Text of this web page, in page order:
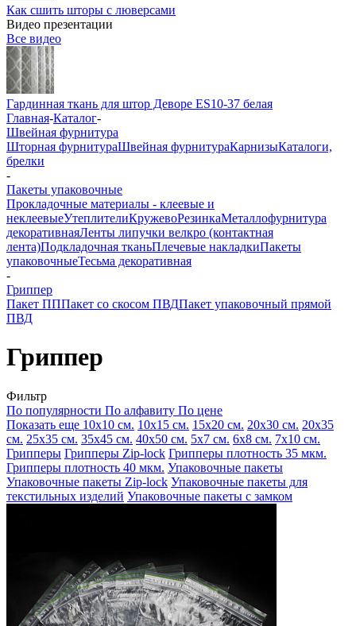
Как сшить шторы с люверсами
Видео презентации
Все видео
Гардинная ткань для штор Деворе ES10-37 белая
Главная-Каталог-
Швейная фурнитура
Шторная фурнитураШвейная фурнитураКарнизыКаталоги,
брелки
-
Пакеты упаковочные
Прокладочные материалы - клеевые и
неклеевыеУтеплителиКружевоРезинкаМеталлофурнитура
декоративнаяЛенты липучки велкро (контактная
лента)Подкладочная тканьПлечевые накладкиПакеты
упаковочныеТесьма декоративная
-
Гриппер
Пакет ПППакет со скосом ПВДПакет упаковочный прямой
ПВД
Гриппер
Фильтр
По популярности По алфавиту По цене
Показать еще 10х10 см. 10х15 см. 15х20 см. 20х30 см. 20х35
см. 25х35 см. 35х45 см. 40х50 см. 5х7 см. 6х8 см. 7х10 см.
Грипперы Грипперы Zip-lock Грипперы плотность 35 мкм.
Грипперы плотность 40 мкм. Упаковочные пакеты
Упаковочные пакеты Zip-lock Упаковочные пакеты для
текстильных изделий Упаковочные пакеты с замком